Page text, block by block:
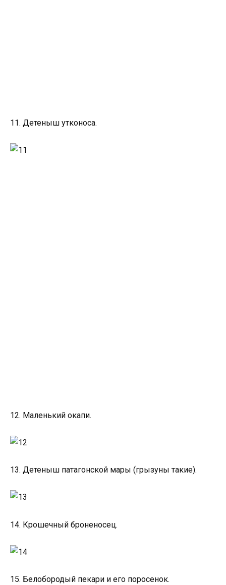
11. Детеныш утконоса.
12. Маленький окапи.
13. Детеныш патагонской мары (грызуны такие).
14. Крошечный броненосец.
15. Белобородый пекари и его поросенок.